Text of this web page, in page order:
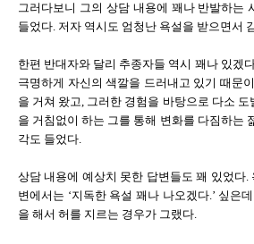
그러다보니 그의 상담 내용에 꽤나 반발하는
들었다. 저자 역시도 엄청난 욕설을 받으면서
한편 반대자와 달리 추종자들 역시 꽤나 있겠
극명하게 자신의 색깔을 드러내고 있기 때문
을 거쳐 왔고, 그러한 경험을 바탕으로 다소
을 거침없이 하는 그를 통해 변화를 다짐하는
각도 들었다.
상담 내용에 예상치 못한 답변들도 꽤 있었다.
변에서는 ‘지독한 욕설 꽤나 나오겠다.’ 싶은
을 해서 허를 지르는 경우가 그랬다.